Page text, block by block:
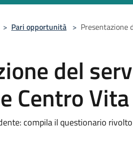
> Pari opportunità > Presentazione
del
Centro
compila il questionario